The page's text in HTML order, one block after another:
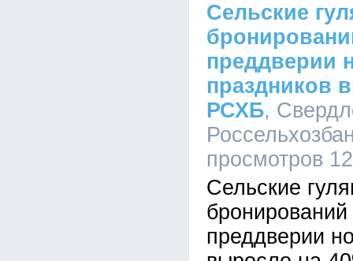
Сельские
преддверии
праздников
РСХБ,
просмотров
Сельские
бронирований
преддверии